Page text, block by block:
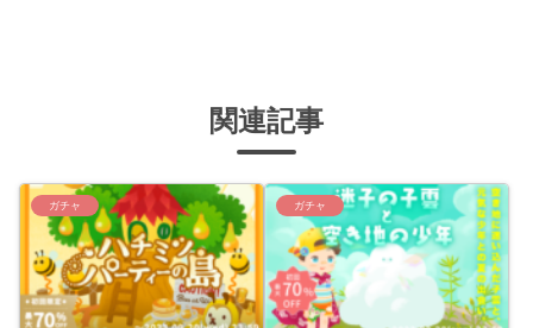
関連記事
ガチャ ガチャ